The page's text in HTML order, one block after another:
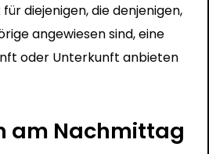
für diejenigen, die denjenigen,
angewiesen sind, eine
oder Unterkunft anbieten
am Nachmittag